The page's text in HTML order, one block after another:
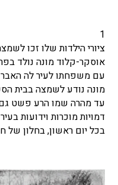
1
ציורי הילדות שלו זכו
עם משפחתו לעיר לה האבר
מונה נודע לשמצה בבית
עד מהרה שמו הרע פשט
דמויות מוכרות וידועות
בכל יום ראשון, בחלון של